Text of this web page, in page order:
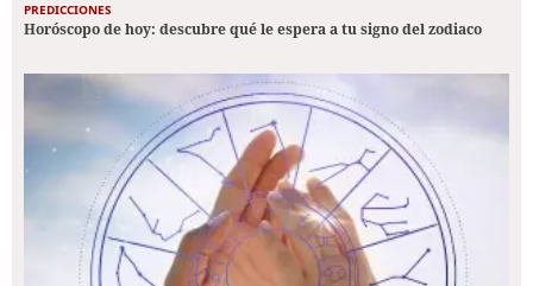
PREDICCIONES
Horóscopo de hoy: descubre qué le espera a tu signo del zodiaco